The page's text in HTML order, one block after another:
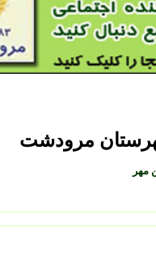
مرودشت
مهر